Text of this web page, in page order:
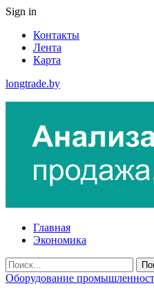
Sign in
Контакты
Лента
Карта
longtrade.by
Главная
Экономика
Оборудование